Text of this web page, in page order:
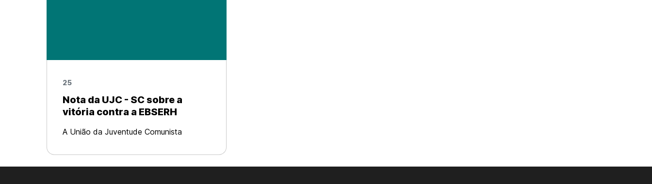
25
Nota da UJC - SC sobre a
vitória contra a EBSERH
A União da Juventude Comunista
Hospital Universitário Polydoro Ernani de
São Thiago da Universidade Federal de